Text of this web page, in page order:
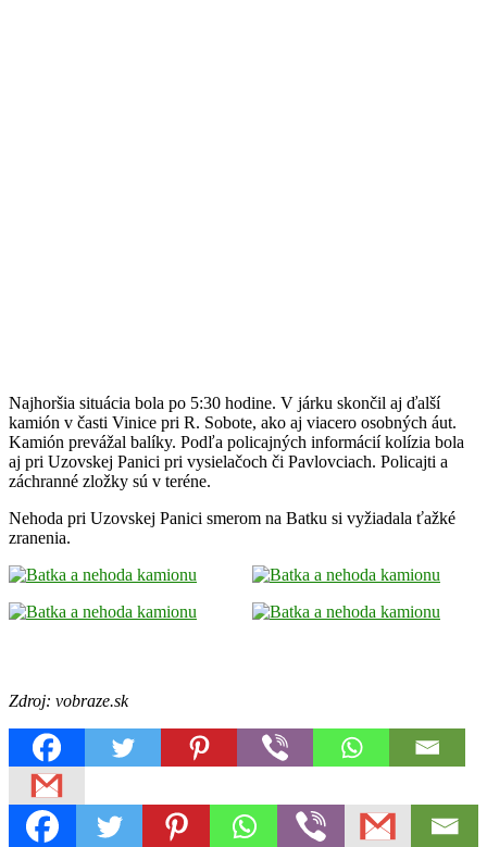
Najhoršia situácia bola po 5:30 hodine. V járku skončil aj ďalší
kamión v časti Vinice pri R. Sobote, ako aj viacero osobných áut.
Kamión prevážal balíky. Podľa policajných informácií kolízia bola
aj pri Uzovskej Panici pri vysielačoch či Pavlovciach. Policajti a
záchranné zložky sú v teréne.
Nehoda pri Uzovskej Panici smerom na Batku si vyžiadala ťažké
zranenia.
Zdroj: vobraze.sk